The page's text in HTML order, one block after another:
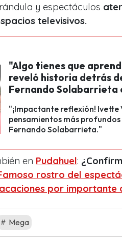
y espectáculos
televisivos.
"Algo tienes que
reveló historia detrás
Fernando Solabarrieta
"¡Impactante reflexión!
pensamientos más
Fernando Solabarrieta."
en Pudahuel:
rostro del
por importante
Mega